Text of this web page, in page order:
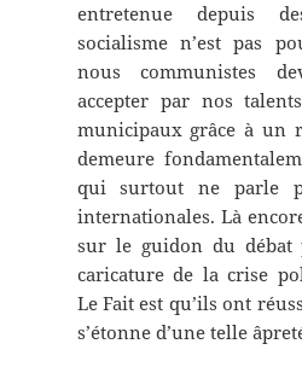
entretenue depuis
socialisme n’est pas
nous communistes
accepter par nos
municipaux grâce à un
demeure
qui surtout ne parle
internationales. Là
sur le guidon du
caricature de la crise
Le Fait est qu’ils ont
s’étonne d’une telle